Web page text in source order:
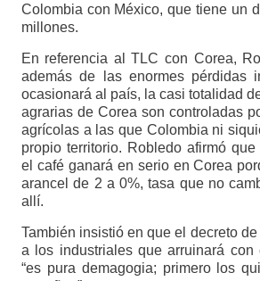
Colombia con México, que tiene un
millones.
En referencia al TLC con Corea,
además de las enormes pérdidas
ocasionará al país, la casi totalidad
agrarias de Corea son controladas
agrícolas a las que Colombia ni
propio territorio. Robledo afirmó
el café ganará en serio en Corea
arancel de 2 a 0%, tasa que no
allí.
También insistió en que el decreto
a los industriales que arruinará
“es pura demagogia; primero los